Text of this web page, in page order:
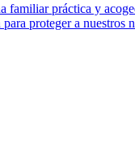
familiar práctica y
proteger a nuestros